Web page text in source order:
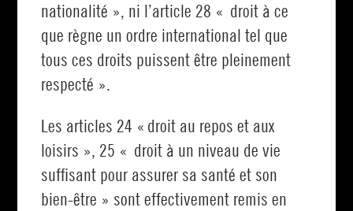
nationalité », ni l’article 28 « droit à ce
que règne un ordre international tel que
tous ces droits puissent être pleinement
respecté ».
Les articles 24 « droit au repos et aux
loisirs », 25 « droit à un niveau de vie
suffisant pour assurer sa santé et son
bien-être » sont effectivement remis en